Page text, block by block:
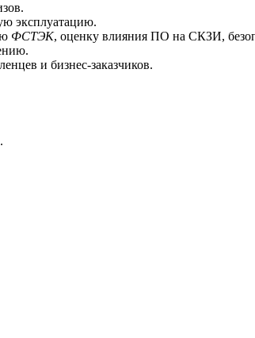
эксплуатацию.
ФСТЭК, оценку влияния ПО на СКЗИ,
и бизнес-заказчиков.